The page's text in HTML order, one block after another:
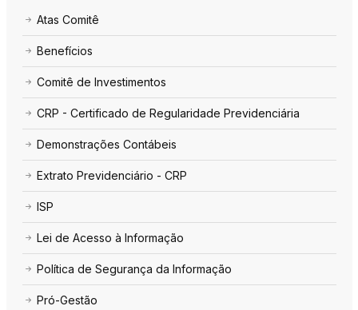
Atas Comitê
Benefícios
Comitê de Investimentos
CRP - Certificado de Regularidade Previdenciária
Demonstrações Contábeis
Extrato Previdenciário - CRP
ISP
Lei de Acesso à Informação
Política de Segurança da Informação
Pró-Gestão